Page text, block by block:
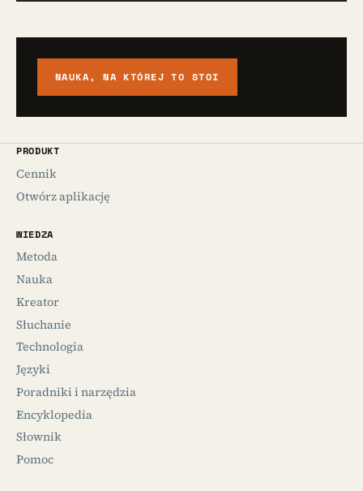
NAUKA, NA KTÓREJ TO STOI
PRODUKT
Cennik
Otwórz aplikację
WIEDZA
Metoda
Nauka
Kreator
Słuchanie
Technologia
Języki
Poradniki i narzędzia
Encyklopedia
Słownik
Pomoc